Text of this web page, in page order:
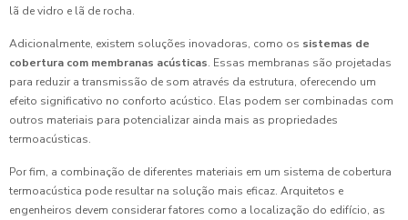
lã de vidro e lã de rocha.
Adicionalmente, existem soluções inovadoras, como os sistemas de
cobertura com membranas acústicas. Essas membranas são projetadas
para reduzir a transmissão de som através da estrutura, oferecendo um
efeito significativo no conforto acústico. Elas podem ser combinadas com
outros materiais para potencializar ainda mais as propriedades
termoacústicas.
Por fim, a combinação de diferentes materiais em um sistema de cobertura
termoacústica pode resultar na solução mais eficaz. Arquitetos e
engenheiros devem considerar fatores como a localização do edifício, as